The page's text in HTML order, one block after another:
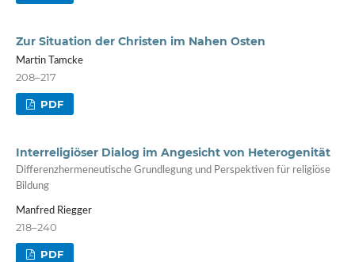
Zur Situation der Christen im Nahen Osten
Martin Tamcke
208–217
PDF
Interreligiöser Dialog im Angesicht von Heterogenität
Differenzhermeneutische Grundlegung und Perspektiven für religiöse
Bildung
Manfred Riegger
218–240
PDF